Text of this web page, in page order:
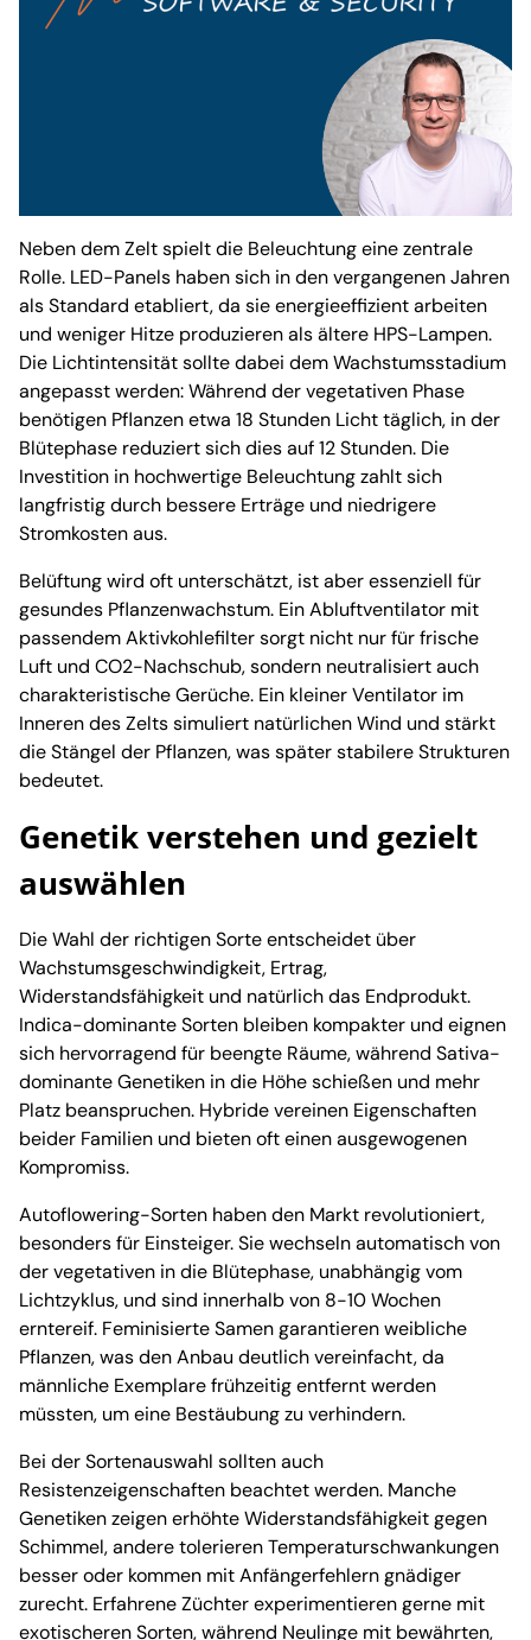
Neben dem Zelt spielt die Beleuchtung eine zentrale
Rolle. LED-Panels haben sich in den vergangenen Jahren
als Standard etabliert, da sie energieeffizient arbeiten
und weniger Hitze produzieren als ältere HPS-Lampen.
Die Lichtintensität sollte dabei dem Wachstumsstadium
angepasst werden: Während der vegetativen Phase
benötigen Pflanzen etwa 18 Stunden Licht täglich, in der
Blütephase reduziert sich dies auf 12 Stunden. Die
Investition in hochwertige Beleuchtung zahlt sich
langfristig durch bessere Erträge und niedrigere
Stromkosten aus.
Belüftung wird oft unterschätzt, ist aber essenziell für
gesundes Pflanzenwachstum. Ein Abluftventilator mit
passendem Aktivkohlefilter sorgt nicht nur für frische
Luft und CO2-Nachschub, sondern neutralisiert auch
charakteristische Gerüche. Ein kleiner Ventilator im
Inneren des Zelts simuliert natürlichen Wind und stärkt
die Stängel der Pflanzen, was später stabilere Strukturen
bedeutet.
Genetik verstehen und gezielt
auswählen
Die Wahl der richtigen Sorte entscheidet über
Wachstumsgeschwindigkeit, Ertrag,
Widerstandsfähigkeit und natürlich das Endprodukt.
Indica-dominante Sorten bleiben kompakter und eignen
sich hervorragend für beengte Räume, während Sativa-
dominante Genetiken in die Höhe schießen und mehr
Platz beanspruchen. Hybride vereinen Eigenschaften
beider Familien und bieten oft einen ausgewogenen
Kompromiss.
Autoflowering-Sorten haben den Markt revolutioniert,
besonders für Einsteiger. Sie wechseln automatisch von
der vegetativen in die Blütephase, unabhängig vom
Lichtzyklus, und sind innerhalb von 8-10 Wochen
erntereif. Feminisierte Samen garantieren weibliche
Pflanzen, was den Anbau deutlich vereinfacht, da
männliche Exemplare frühzeitig entfernt werden
müssten, um eine Bestäubung zu verhindern.
Bei der Sortenauswahl sollten auch
Resistenzeigenschaften beachtet werden. Manche
Genetiken zeigen erhöhte Widerstandsfähigkeit gegen
Schimmel, andere tolerieren Temperaturschwankungen
besser oder kommen mit Anfängerfehlern gnädiger
zurecht. Erfahrene Züchter experimentieren gerne mit
exotischeren Sorten, während Neulinge mit bewährten,